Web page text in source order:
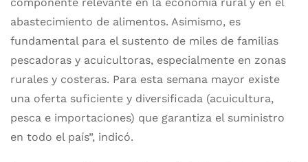
abastecimiento de alimentos. Asimismo, es
fundamental para el sustento de miles de familias
pescadoras y acuicultoras, especialmente en zonas
rurales y costeras. Para esta semana mayor existe
una oferta suficiente y diversificada (acuicultura,
pesca e importaciones) que garantiza el suministro
en todo el país”, indicó.